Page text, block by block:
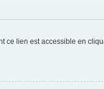
ce lien est accessible en